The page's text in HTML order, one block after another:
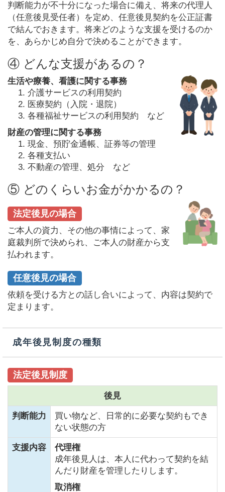
判断能力が不十分になった場合に備え、将来の代理人
（任意後見受任者）を定め、任意後見契約を公正証書
で結んでおきます。将来どのような支援を受けるのか
を、あらかじめ自分で決めることができます。
④ どんな支援があるの？
生活や療養、看護に関する事務
介護サービスの利用契約
医療契約（入院・退院）
各種福祉サービスの利用契約 など
財産の管理に関する事務
現金、預貯金通帳、証券等の管理
各種支払い
不動産の管理、処分 など
⑤ どのくらいお金がかかるの？
法定後見の場合
ご本人の資力、その他の事情によって、家
庭裁判所で決められ、ご本人の財産から支
払われます。
任意後見の場合
依頼を受ける方との話し合いによって、内容は契約で
定まります。
成年後見制度の種類
法定後見制度
後見
判断能力
買い物など、日常的に必要な契約もでき
ない状態の方
支援内容
代理権
成年後見人は、本人に代わって契約を結
んだり財産を管理したりします。
取消権